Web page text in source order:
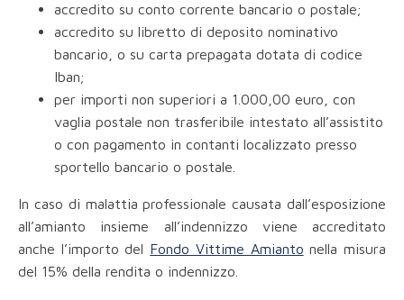
accredito su conto corrente bancario o postale;
accredito su libretto di deposito nominativo
bancario, o su carta prepagata dotata di codice
Iban;
per importi non superiori a 1.000,00 euro, con
vaglia postale non trasferibile intestato all’assistito
o con pagamento in contanti localizzato presso
sportello bancario o postale.
In caso di malattia professionale causata dall’esposizione
all’amianto insieme all’indennizzo viene accreditato
anche l’importo del Fondo Vittime Amianto nella misura
del 15% della rendita o indennizzo.